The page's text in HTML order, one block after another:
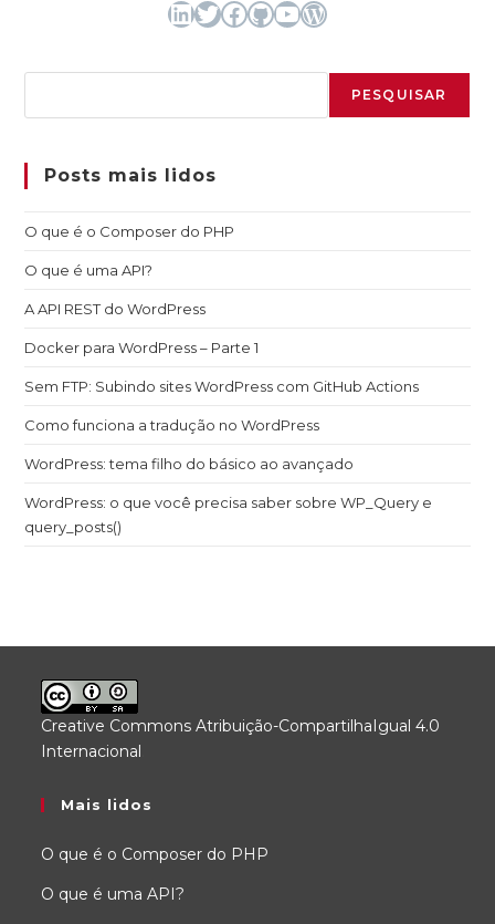
LinkedIn
TwitterFacebook
GitHubYoutubeWordPress
PESQUISAR
Posts mais lidos
O que é o Composer do PHP
O que é uma API?
A API REST do WordPress
Docker para WordPress – Parte 1
Sem FTP: Subindo sites WordPress com GitHub Actions
Como funciona a tradução no WordPress
WordPress: tema filho do básico ao avançado
WordPress: o que você precisa saber sobre WP_Query e
query_posts()
Creative Commons Atribuição-CompartilhaIgual 4.0
Internacional
Mais lidos
O que é o Composer do PHP
O que é uma API?